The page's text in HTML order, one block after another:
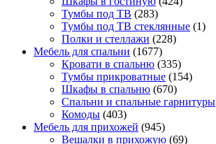
Тумбы под ТВ (283)
Тумбы под ТВ стеклянные (1)
Полки и стеллажи (228)
Мебель для спальни (1677)
Кровати в спальню (335)
Тумбы прикроватные (154)
Шкафы в спальню (670)
Спальни и спальные гарнитуры
Комоды (403)
Мебель для прихожей (945)
Вешалки в прихожую (69)